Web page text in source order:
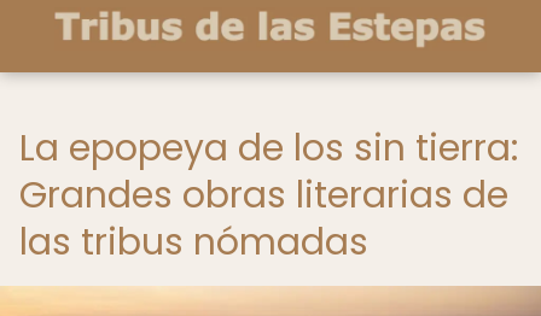
La epopeya de los sin tierra:
Grandes obras literarias de
las tribus nómadas